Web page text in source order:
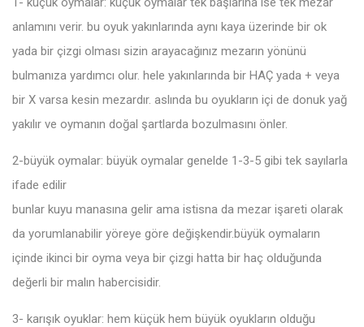
anlamını verir. bu oyuk yakınlarında aynı kaya üzerinde bir ok
yada bir çizgi olması sizin arayacağınız mezarın yönünü
bulmanıza yardımcı olur. hele yakınlarında bir HAÇ yada + veya
bir X varsa kesin mezardır. aslında bu oyukların içi de donuk yağ
yakılır ve oymanın doğal şartlarda bozulmasını önler.
2-büyük oymalar: büyük oymalar genelde 1-3-5 gibi tek sayılarla
ifade edilir
bunlar kuyu manasına gelir ama istisna da mezar işareti olarak
da yorumlanabilir yöreye göre değişkendir.büyük oymaların
içinde ikinci bir oyma veya bir çizgi hatta bir haç olduğunda
değerli bir malın habercisidir.
3- karışık oyuklar: hem küçük hem büyük oyukların olduğu